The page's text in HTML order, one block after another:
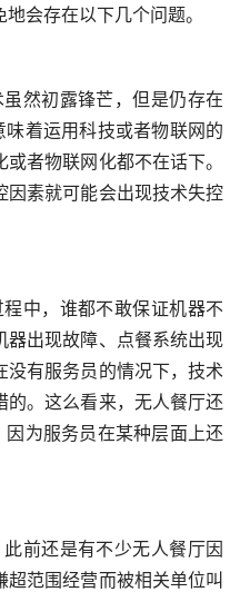
会存在以下几个问题。
味着运用科技或者物联网的
者物联网化都不在话下。
因素就可能会出现技术失控
器出现故障、点餐系统出现
没有服务员的情况下，技术
的。这么看来，无人餐厅还
因为服务员在某种层面上还
范围经营而被相关单位叫